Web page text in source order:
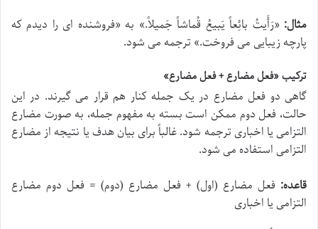
مثال: «رَأَیتُ بائِعاً یَبیعُ قُماشاً جَمیلاً.» به «فروشنده ای را دیدم که
پارچه زیبایی می فروخت.» ترجمه می شود.
ترکیب «فعل مضارع + فعل مضارع»
گاهی دو فعل مضارع در یک جمله کنار هم قرار می گیرند. در این
حالت، فعل دوم ممکن است بسته به مفهوم جمله، به صورت مضارع
التزامی یا اخباری ترجمه شود. غالباً برای بیان هدف یا نتیجه از مضارع
التزامی استفاده می شود.
قاعده: فعل مضارع (اول) + فعل مضارع (دوم) = فعل دوم مضارع
التزامی یا اخباری